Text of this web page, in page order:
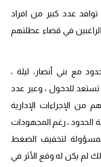
عدد كبير من افراد
الراغبين في قضاء عطلتهم
مع بني أنصار، ليلة ،
تستعد للدخول ، وعبر عدد
من الإجراءات الإدارية
، رغم المجهودات
لتخفيف الضغط
لم يكن له وقع الأثر في